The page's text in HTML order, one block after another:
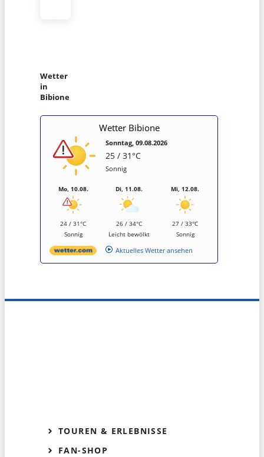
Wetter
in
Bibione
Wetter Bibione
Sonntag, 09.08.2026
25 / 31°C
Sonnig
Mo, 10.08.
24 / 31°C
Sonnig
Di, 11.08.
26 / 34°C
Leicht bewölkt
Mi, 12.08.
27 / 33°C
Sonnig
Aktuelles Wetter ansehen
TOUREN & ERLEBNISSE
FAN-SHOP